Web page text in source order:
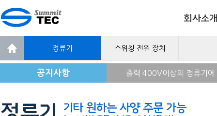
정류기 스위칭 전원 장치
공지사항 출력 400V이상의 정류기
제품 주문 시 최대한 빠른